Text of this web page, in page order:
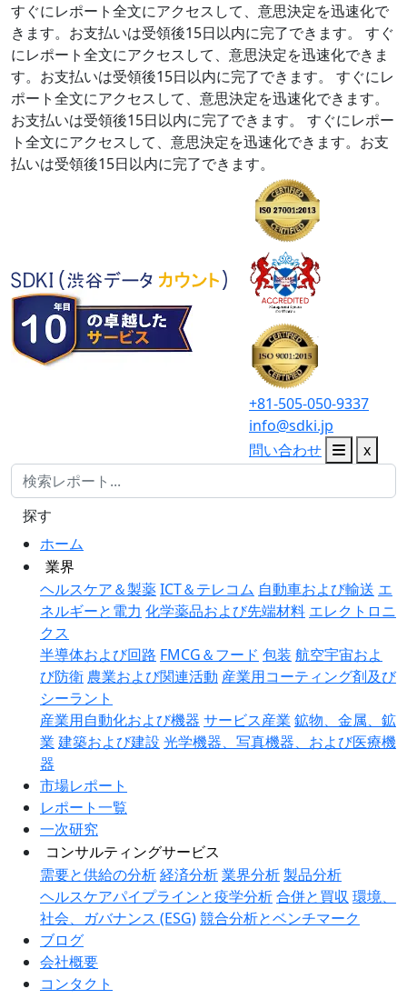
すぐにレポート全文にアクセスして、意思決定を迅速化で
きます。お支払いは受領後15日以内に完了できます。
すぐ
にレポート全文にアクセスして、意思決定を迅速化できま
す。お支払いは受領後15日以内に完了できます。
すぐにレ
ポート全文にアクセスして、意思決定を迅速化できます。
お支払いは受領後15日以内に完了できます。
すぐにレポー
ト全文にアクセスして、意思決定を迅速化できます。お支
払いは受領後15日以内に完了できます。
+81-505-050-9337
info@sdki.jp
問い合わせ
x
ホーム
業界
ヘルスケア＆製薬ICT＆テレコム 自動車および輸送 エ
ネルギーと電力 化学薬品および先端材料 エレクトロニ
クス
半導体および回路 FMCG＆フード 包装 航空宇宙およ
び防衛 農業および関連活動 産業用コーティング剤及び
シーラント
産業用自動化および機器 サービス産業 鉱物、金属、鉱
業 建築および建設 光学機器、写真機器、および医療機
器
市場レポート
レポート一覧
一次研究
コンサルティングサービス
需要と供給の分析経済分析業界分析製品分析
ヘルスケアパイプラインと疫学分析合併と買収 環境、
社会、ガバナンス (ESG)競合分析とベンチマーク
ブログ
会社概要
コンタクト
探す